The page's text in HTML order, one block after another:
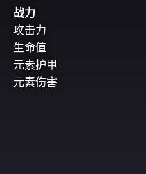
战力
攻击力
生命值
元素护甲
元素伤害